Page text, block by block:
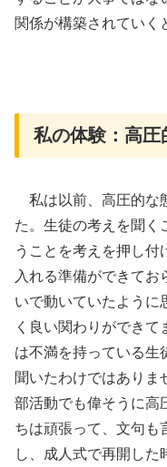
関係が構築されていく
私の体験：高圧
私は以前、高圧的な
た。生徒の考えを聞く
うことを考えを押し付
入れる準備ができてお
いで動いていたように
く良い関わりができ
は不満を持っている生
聞いたわけではありま
部活動でも偉そうに高
ちは頑張って、文句も
し、成人式で再開し